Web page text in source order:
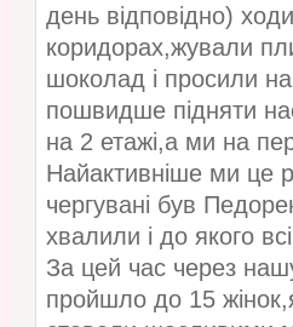
день відповідно)
коридорах,жували
шоколад і просили
пошвидше підняти
на 2 етажі,а ми на
Найактивніше ми це
чергувані був
хвалили і до якого
За цей час через
пройшло до 15